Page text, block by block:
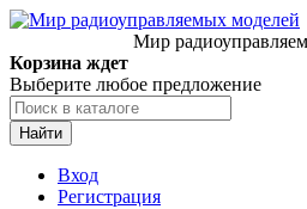
Мир
Корзина ждет
Выберите любое предложение
Найти
Вход
Регистрация